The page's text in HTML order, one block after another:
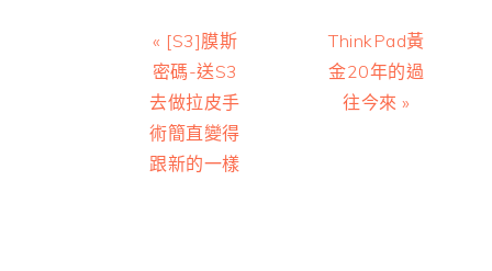
Previous
Post:
« [S3]膜斯
密碼-送S3
去做拉皮手
術簡直變得
跟新的一樣
Next
Post:
ThinkPad黃
金20年的過
往今來 »